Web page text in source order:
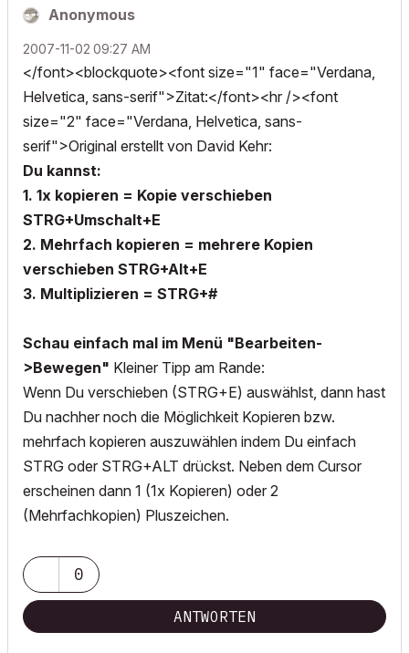
Anonymous
‎2007-11-02 09:27 AM
</font><blockquote><font size="1" face="Verdana,
Helvetica, sans-serif">Zitat:</font><hr /><font
size="2" face="Verdana, Helvetica, sans-
serif">Original erstellt von David Kehr:
Du kannst:
1. 1x kopieren = Kopie verschieben
STRG+Umschalt+E
2. Mehrfach kopieren = mehrere Kopien
verschieben STRG+Alt+E
3. Multiplizieren = STRG+#
Schau einfach mal im Menü "Bearbeiten-
>Bewegen" Kleiner Tipp am Rande:
Wenn Du verschieben (STRG+E) auswählst, dann hast
Du nachher noch die Möglichkeit Kopieren bzw.
mehrfach kopieren auszuwählen indem Du einfach
STRG oder STRG+ALT drückst. Neben dem Cursor
erscheinen dann 1 (1x Kopieren) oder 2
(Mehrfachkopien) Pluszeichen.
0
ANTWORTEN